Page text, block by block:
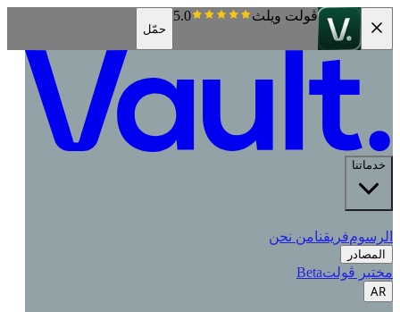
ڤولت ويلث 5.0
من نحن
Beta